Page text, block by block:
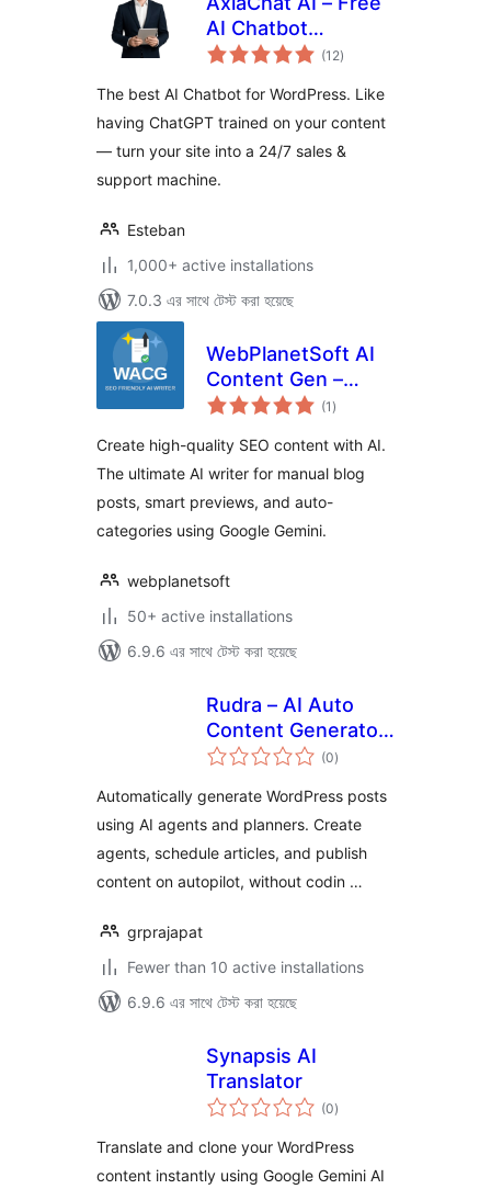
AI Chatbot
(Answers
Automatically)
(12total
ratings
)
The best AI Chatbot for WordPress. Like
having ChatGPT trained on your content
— turn your site into a 24/7 sales &
support machine.
Esteban
1,000+ active installations
7.0.3 এর সাথে টেস্ট করা হয়েছে
WebPlanetSoft AI
Content Gen –
Google Gemini AI
Post & Content
Generator
(1 total
ratings
)
Create high-quality SEO content with AI.
The ultimate AI writer for manual blog
posts, smart previews, and auto-
categories using Google Gemini.
webplanetsoft
50+ active installations
6.9.6 এর সাথে টেস্ট করা হয়েছে
Rudra – AI Auto
Content Generator
For Website (0total
ratings
)
Automatically generate WordPress posts
using AI agents and planners. Create
agents, schedule articles, and publish
content on autopilot, without codin …
grprajapat
Fewer than 10 active installations
6.9.6 এর সাথে টেস্ট করা হয়েছে
Synapsis AI
Translator
(0total
ratings
)
Translate and clone your WordPress
content instantly using Google Gemini AI